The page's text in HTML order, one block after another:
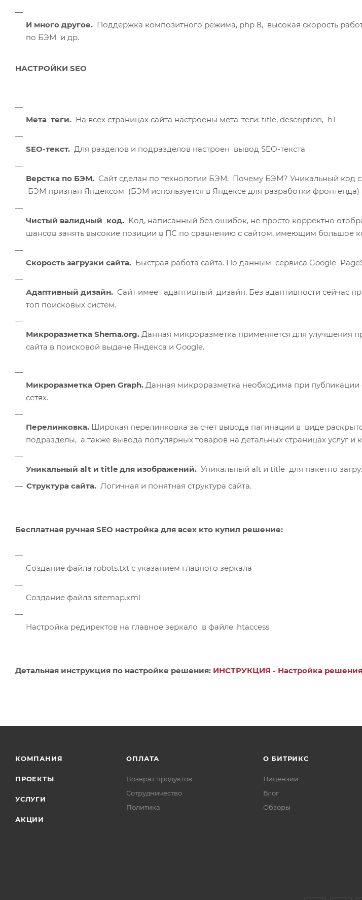
И много другое. Поддержка композитного режима, php 8, высокая скорость
по БЭМ и др.
НАСТРОЙКИ SEO
Мета теги. На всех страницах сайта настроены мета-теги: title, description, h1
SEO-текст. Для разделов и подразделов настроен вывод SEO-текста
Верстка по БЭМ. Сайт сделан по технологии БЭМ. Почему БЭМ? Уникальный код
БЭМ признан Яндексом (БЭМ используется в Яндексе для разработки фронтенда)
Чистый валидный код. Код, написанный без ошибок, не просто корректно
шансов занять высокие позиции в ПС по сравнению с сайтом, имеющим большое
Скорость загрузки сайта. Быстрая работа сайта. По данным сервиса Google
Адаптивный дизайн. Сайт имеет адаптивный дизайн. Без адаптивности сейчас
топ поисковых систем.
Микроразметка Shema.org. Данная микроразметка применяется для улучшения
сайта в поисковой выдаче Яндекса и Google.
Микроразметка Open Graph. Данная микроразметка необходима при публикации
сетях.
Перелинковка. Широкая перелинковка за счет вывода пагинации в виде
подразделы, а также вывода популярных товаров на детальных страницах услуг и
Уникальный alt и title для изображений. Уникальный alt и title для пакетно
Структура сайта. Логичная и понятная структура сайта.
Бесплатная ручная SEO настройка для всех кто купил решение:
Создание файла robots.txt с указанием главного зеркала
Создание файла sitemap.xml
Настройка редиректов на главное зеркало в файле .htaccess
Детальная инструкция по настройке решения: ИНСТРУКЦИЯ - Настройка решения
КОМПАНИЯ
ПРОЕКТЫ
УСЛУГИ
АКЦИИ
ОПЛАТА
Возврат продуктов
Сотрудничество
Политика
О БИТРИКС
Лицензии
Блог
Обзоры